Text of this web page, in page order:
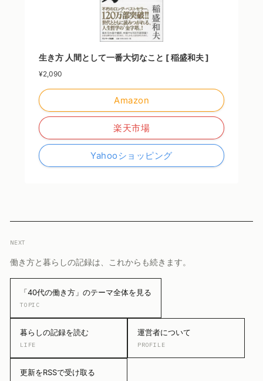
生き方 人間として一番大切なこと [ 稲盛和夫 ]
¥2,090
Amazon
楽天市場
Yahooショッピング
NEXT
働き方と暮らしの記録は、これからも続きます。
「40代の働き方」のテーマ全体を見る
TOPIC
暮らしの記録を読む
LIFE
運営者について
PROFILE
更新をRSSで受け取る